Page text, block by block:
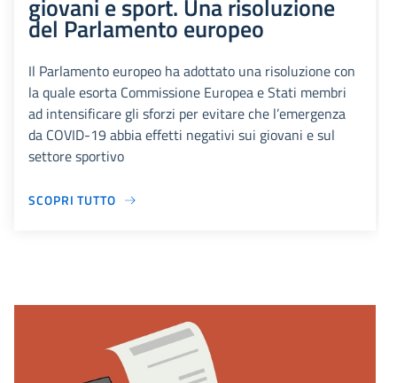
giovani e sport. Una risoluzione
del Parlamento europeo
Il Parlamento europeo ha adottato una risoluzione con
la quale esorta Commissione Europea e Stati membri
ad intensificare gli sforzi per evitare che l’emergenza
da COVID-19 abbia effetti negativi sui giovani e sul
settore sportivo
SCOPRI TUTTO